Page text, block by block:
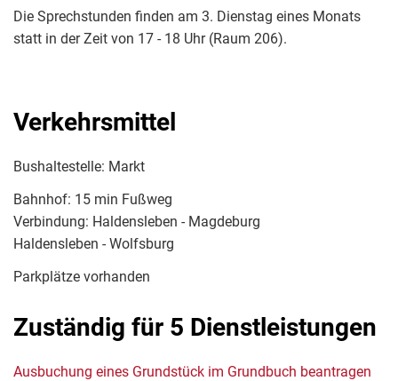
Die Sprechstunden finden am 3. Dienstag eines Monats
statt in der Zeit von 17 - 18 Uhr (Raum 206).
Verkehrsmittel
Bushaltestelle: Markt
Bahnhof: 15 min Fußweg
Verbindung: Haldensleben - Magdeburg
Haldensleben - Wolfsburg
Parkplätze vorhanden
Zuständig für 5 Dienstleistungen
Ausbuchung eines Grundstück im Grundbuch beantragen